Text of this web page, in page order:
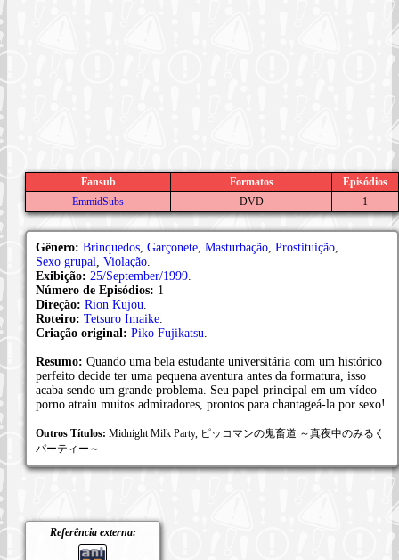
Fansub Formatos
Episódios
EmmidSubs
DVD 1
Gênero: Brinquedos Garçonete Masturbação Prostituição
Sexo grupal
Violação
Exibição: 25/September/1999
Número de Episódios: 1
Direção: Rion Kujou
Roteiro: Tetsuro Imaike
Criação original: Piko Fujikatsu
Resumo: Quando uma bela estudante universitária com um histórico
perfeito decide ter uma pequena aventura antes da formatura, isso
acaba sendo um grande problema. Seu papel principal em um vídeo
porno atraiu muitos admiradores, prontos para chantageá-la por sexo!
Outros Títulos: Midnight Milk Party, ピッコマンの鬼畜道 ～真夜中のみるく
パーティー～
Referência externa: